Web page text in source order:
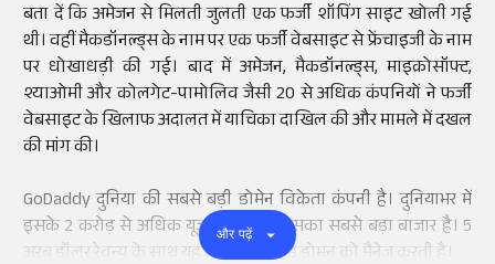
बता दें कि अमेजन से मिलती जुलती एक फर्जी शॉपिंग साइट खोली गई
थी। वहीं मैकडॉनल्ड्स के नाम पर एक फर्जी वेबसाइट से फ्रेंचाइजी के नाम
पर धोखाधड़ी की गई। बाद में अमेजन, मैकडॉनल्ड्स, माइक्रोसॉफ्ट,
श्याओमी और कोलगेट-पामोलिव जैसी 20 से अधिक कंपनियों ने फर्जी
वेबसाइट के खिलाफ अदालत में याचिका दाखिल की और मामले में दखल
की मांग की।
GoDaddy दुनिया की सबसे बड़ी डोमेन विक्रेता कंपनी है। दुनियाभर में
इसके 2 करोड़ से अधिक यूजर्स हैं। भारत इसका सबसे बड़ा बाजार है। 5
अरब डॉलर रेवन्यू के साथ यह कंपनी 8 करोड़ डोमन को मैनेज करती है।
और पढ़ें